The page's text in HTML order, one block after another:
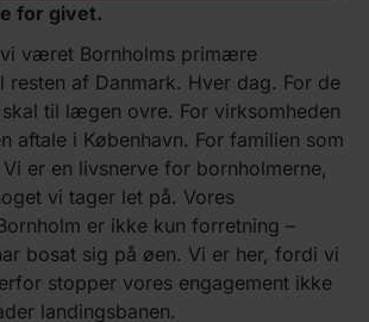
for givet.
vi været Bornholms primære
af Danmark. Hver dag. For de
til lægen ovre. For virksomheden
aftale i København. For familien som
er en livsnerve for bornholmerne,
vi tager let på. Vores
er ikke kun forretning –
bosat sig på øen. Vi er her, fordi vi
stopper vores engagement ikke
landingsbanen.